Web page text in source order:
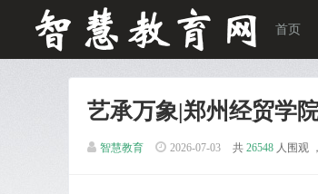
首页
艺承万象|郑州经贸学
智慧教育 2026-07-03 共 26548 人围观